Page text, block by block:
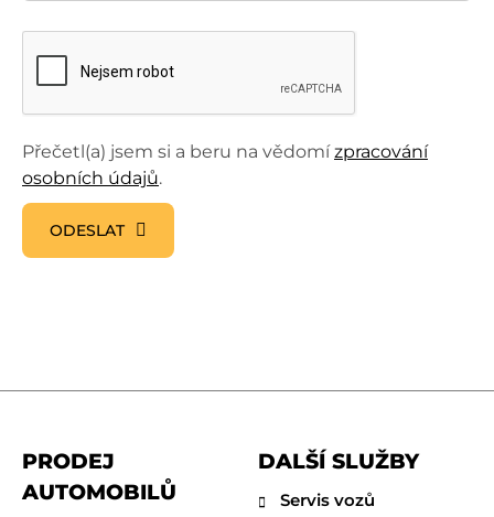
Přečetl(a) jsem si a beru na vědomízpracování
osobních údajů.
ODESLAT
PRODEJ
AUTOMOBILŮ
DALŠÍ SLUŽBY
Servis vozů